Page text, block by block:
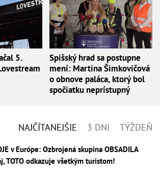
5.
Spišský hrad sa postupne
mení: Martina Šimkovičová
o obnove paláca, ktorý bol
spočiatku neprístupný
NAJČÍTANEJŠIE 3 DNI TÝŽDEŇ
v Európe: Ozbrojená skupina OBSADILA
TOTO odkazuje všetkým turistom!